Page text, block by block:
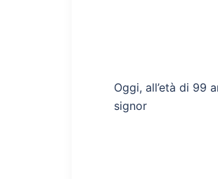
Oggi, all’età di 99
signor